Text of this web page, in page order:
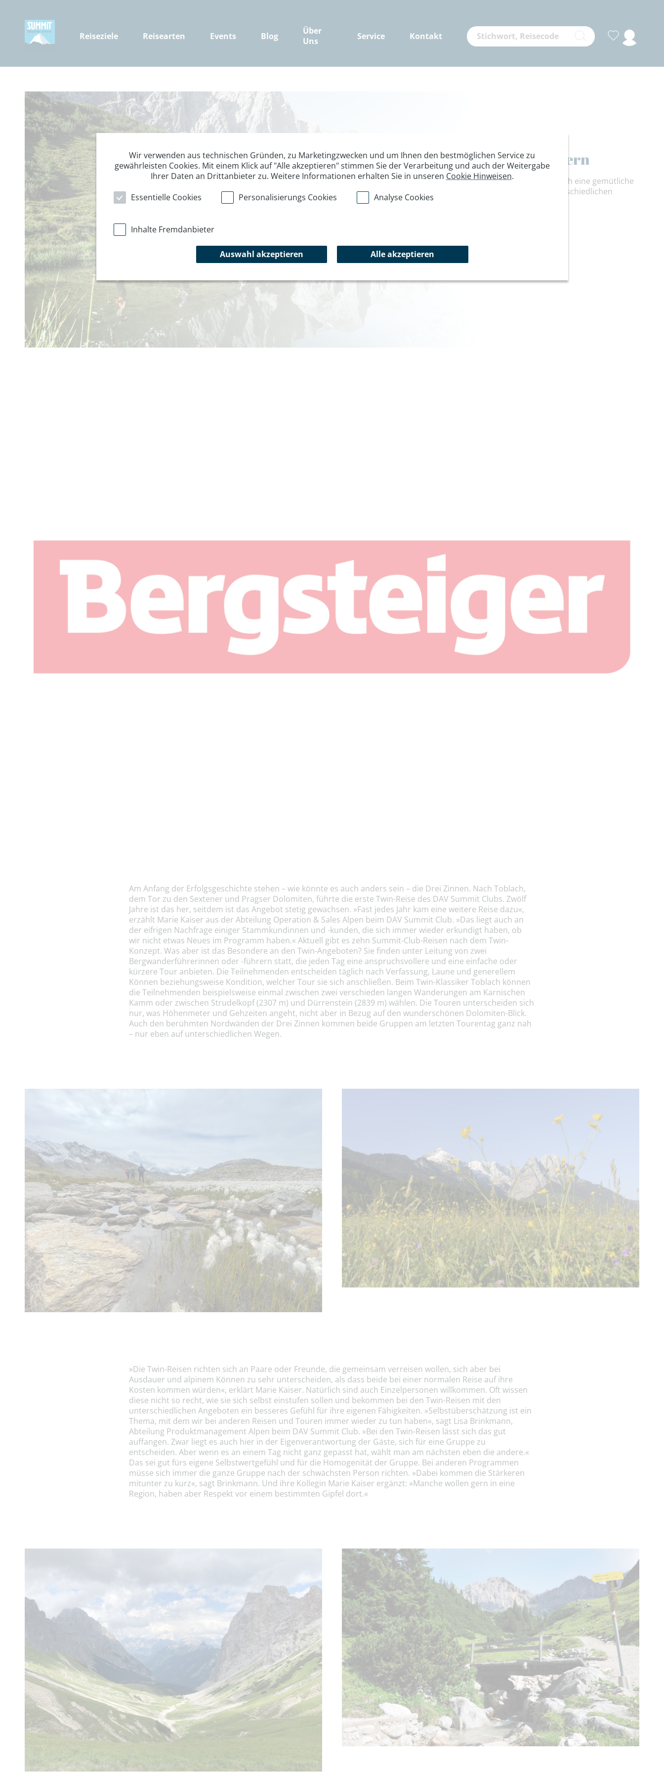
Reiseziele Reisearten Events Blog
Über
Uns
Service Kontakt
Gemeinsam reisen, separat wandern
Bei den Twin-Angeboten des DAV Summit Clubs gibt es täglich eine gemütliche
und eine anspruchsvollere Tour. Gerade für Paare mit unterschiedlichen
Ambitionen ist das ideal.
Dieser Artikel ist auch imBergsteiger
Am Anfang der Erfolgsgeschichte stehen – wie könnte es auch anders sein – die Drei Zinnen. Nach Toblach,
dem Tor zu den Sextener und Pragser Dolomiten, führte die erste Twin-Reise des DAV Summit Clubs. Zwölf
Jahre ist das her, seitdem ist das Angebot stetig gewachsen. »Fast jedes Jahr kam eine weitere Reise dazu«,
erzählt Marie Kaiser aus der Abteilung Operation & Sales Alpen beim DAV Summit Club. »Das liegt auch an
der eifrigen Nachfrage einiger Stammkundinnen und -kunden, die sich immer wieder erkundigt haben, ob
wir nicht etwas Neues im Programm haben.« Aktuell gibt es zehn Summit-Club-Reisen nach dem Twin-
Konzept. Was aber ist das Besondere an den Twin-Angeboten? Sie finden unter Leitung von zwei
Bergwanderführerinnen oder -führern statt, die jeden Tag eine anspruchsvollere und eine einfache oder
kürzere Tour anbieten. Die Teilnehmenden entscheiden täglich nach Verfassung, Laune und generellem
Können beziehungsweise Kondition, welcher Tour sie sich anschließen. Beim Twin-Klassiker Toblach können
die Teilnehmenden beispielsweise einmal zwischen zwei verschieden langen Wanderungen am Karnischen
Kamm oder zwischen Strudelkopf (2307 m) und Dürrenstein (2839 m) wählen. Die Touren unterscheiden sich
nur, was Höhenmeter und Gehzeiten angeht, nicht aber in Bezug auf den wunderschönen Dolomiten-Blick.
Auch den berühmten Nordwänden der Drei Zinnen kommen beide Gruppen am letzten Tourentag ganz nah
– nur eben auf unterschiedlichen Wegen.
»Die Twin-Reisen richten sich an Paare oder Freunde, die gemeinsam verreisen wollen, sich aber bei
Ausdauer und alpinem Können zu sehr unterscheiden, als dass beide bei einer normalen Reise auf ihre
Kosten kommen würden«, erklärt Marie Kaiser. Natürlich sind auch Einzelpersonen willkommen. Oft wissen
diese nicht so recht, wie sie sich selbst einstufen sollen und bekommen bei den Twin-Reisen mit den
unterschiedlichen Angeboten ein besseres Gefühl für ihre eigenen Fähigkeiten. »Selbstüberschätzung ist ein
Thema, mit dem wir bei anderen Reisen und Touren immer wieder zu tun haben«, sagt Lisa Brinkmann,
Abteilung Produktmanagement Alpen beim DAV Summit Club. »Bei den Twin-Reisen lässt sich das gut
auffangen. Zwar liegt es auch hier in der Eigenverantwortung der Gäste, sich für eine Gruppe zu
entscheiden. Aber wenn es an einem Tag nicht ganz gepasst hat, wählt man am nächsten eben die andere.«
Das sei gut fürs eigene Selbstwertgefühl und für die Homogenität der Gruppe. Bei anderen Programmen
müsse sich immer die ganze Gruppe nach der schwächsten Person richten. »Dabei kommen die Stärkeren
mitunter zu kurz«, sagt Brinkmann. Und ihre Kollegin Marie Kaiser ergänzt: »Manche wollen gern in eine
Region, haben aber Respekt vor einem bestimmten Gipfel dort.«
Wir verwenden aus technischen Gründen, zu Marketingzwecken und um Ihnen den bestmöglichen Service zu
gewährleisten Cookies. Mit einem Klick auf "Alle akzeptieren" stimmen Sie der Verarbeitung und auch der Weitergabe
Ihrer Daten an Drittanbieter zu. Weitere Informationen erhalten Sie in unseren Cookie Hinweisen.
Essentielle Cookies
Personalisierungs Cookies Analyse Cookies
Inhalte Fremdanbieter
Auswahl akzeptieren Alle akzeptieren